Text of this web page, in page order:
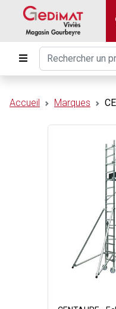
Accueil Marques